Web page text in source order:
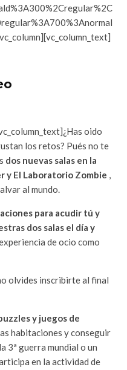
oido
los retos? Pués no te
dos nuevas salas en la
y El Laboratorio Zombie ,
al mundo.
para acudir tú y
dos salas el día y
de ocio como
olvides inscribirte al final
y juegos de
habitaciones y conseguir
3ª guerra mundial o un
en la actividad de